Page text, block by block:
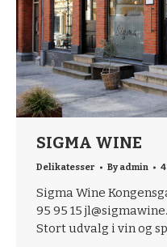
SIGMA WINE
Delikatesser Byadmin
Sigma Wine
95 95 15
Stort udvalg i vin og